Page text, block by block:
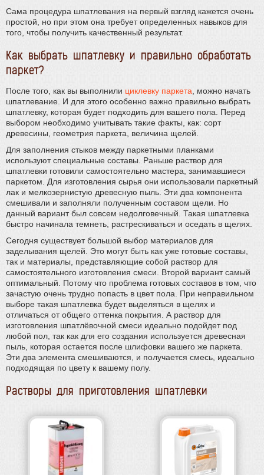
Сама процедура шпатлевания на первый взгляд кажется очень
простой, но при этом она требует определенных навыков для
того, чтобы получить качественный результат.
Как выбрать шпатлевку и правильно обработать
паркет?
После того, как вы выполнили циклевку паркета , можно начать
шпатлевание. И для этого особенно важно правильно выбрать
шпатлевку, которая будет подходить для вашего пола. Перед
выбором необходимо учитывать такие факты, как: сорт
древесины, геометрия паркета, величина щелей.
Для заполнения стыков между паркетными планками
используют специальные составы. Раньше раствор для
шпатлевки готовили самостоятельно мастера, занимавшиеся
паркетом. Для изготовления сырья они использовали паркетный
лак и мелкозернистую древесную пыль. Эти два компонента
смешивали и заполняли полученным составом щели. Но
данный вариант был совсем недолговечный. Такая шпатлевка
быстро начинала темнеть, растрескиваться и оседать в щелях.
Сегодня существует большой выбор материалов для
заделывания щелей. Это могут быть как уже готовые составы,
так и материалы, представляющие собой раствор для
самостоятельного изготовления смеси. Второй вариант самый
оптимальный. Потому что проблема готовых составов в том, что
зачастую очень трудно попасть в цвет пола. При неправильном
выборе такая шпатлевка будет выделяться в щелях и
отличаться от общего оттенка покрытия. А раствор для
изготовления шпатлёвочной смеси идеально подойдет под
любой пол, так как для его создания используется древесная
пыль, которая остается после шлифовки вашего же паркета.
Эти два элемента смешиваются, и получается смесь, идеально
подходящая по цвету к вашему полу.
Растворы для приготовления шпатлевки